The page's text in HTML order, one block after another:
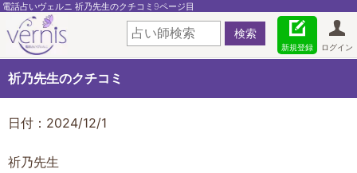
電話占いヴェルニ 祈乃先生のクチコミ9ページ目
ログイン
新規登録
祈乃先生のクチコミ
日付：2024/12/1
祈乃先生